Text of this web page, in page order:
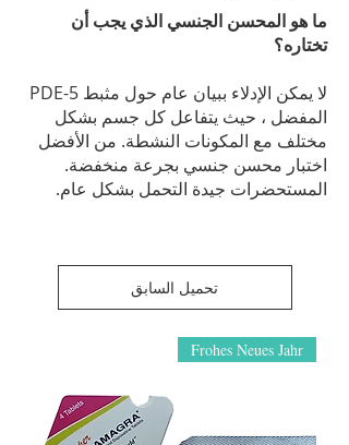
ما هو المحسن الجنسي الذي يجب أن
تختاره؟
لا يمكن الإدلاء ببيان عام حول مثبط PDE-5
المفضل ، حيث يتفاعل كل جسم بشكل
مختلف مع المكونات النشطة. من الأفضل
اختبار محسن جنسي بجرعة منخفضة.
المستحضرات جيدة التحمل بشكل عام.
تحميل السابق
Frohes Neues Jahr